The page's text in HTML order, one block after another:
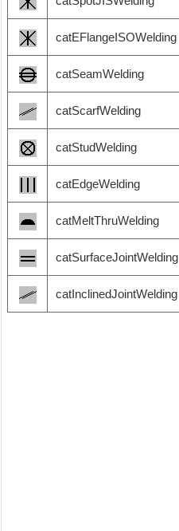
catEFlangeISOWelding
catSeamWelding
catScarfWelding
catStudWelding
catEdgeWelding
catMeltThruWelding
catSurfaceJointWelding
catInclinedJointWelding